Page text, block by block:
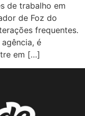
de trabalho em
de Foz do
frequentes.
é
em […]